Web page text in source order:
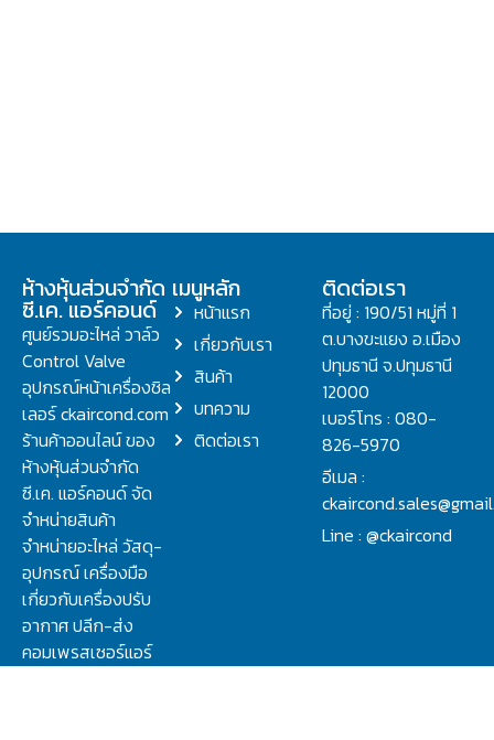
ห้างหุ้นส่วนจำกัด
ซี.เค. แอร์คอนด์
ศูนย์รวมอะไหล่ วาล์ว
Control Valve
อุปกรณ์หน้าเครื่องชิล
เลอร์ ckaircond.com
ร้านค้าออนไลน์ ของ
ห้างหุ้นส่วนจำกัด
ซี.เค. แอร์คอนด์ จัด
จำหน่ายสินค้า
จำหน่ายอะไหล่ วัสดุ-
อุปกรณ์ เครื่องมือ
เกี่ยวกับเครื่องปรับ
อากาศ ปลีก-ส่ง
คอมเพรสเซอร์แอร์
เมนูหลัก
หน้าแรก
เกี่ยวกับเรา
สินค้า
บทความ
ติดต่อเรา
ติดต่อเรา
ที่อยู่ : 190/51 หมู่ที่ 1
ต.บางขะแยง อ.เมือง
ปทุมธานี จ.ปทุมธานี
12000
เบอร์โทร : 080-
826-5970
อีเมล :
Line : @ckaircond